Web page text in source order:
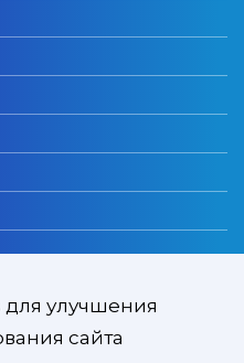
улучшения
сайта